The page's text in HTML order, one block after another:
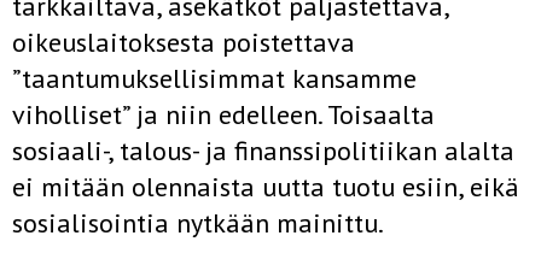
oikeuslaitoksesta poistettava
”taantumuksellisimmat kansamme
viholliset” ja niin edelleen. Toisaalta
sosiaali-, talous- ja finanssipolitiikan alalta
ei mitään olennaista uutta tuotu esiin, eikä
sosialisointia nytkään mainittu.